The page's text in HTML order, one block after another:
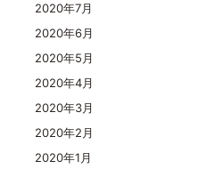
2020年7月
2020年6月
2020年5月
2020年4月
2020年3月
2020年2月
2020年1月